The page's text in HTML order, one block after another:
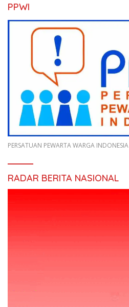
PPWI
PERSATUAN PEWARTA WARGA INDONESIA
RADAR BERITA NASIONAL